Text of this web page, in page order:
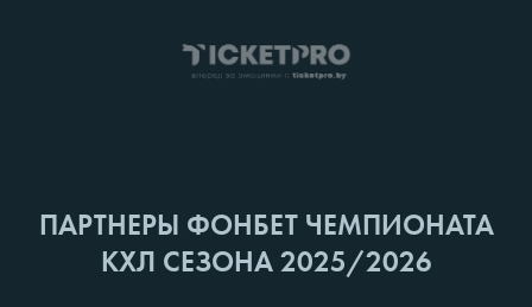
ПАРТНЕРЫ ФОНБЕТ ЧЕМПИОНАТА
КХЛ СЕЗОНА 2025/2026